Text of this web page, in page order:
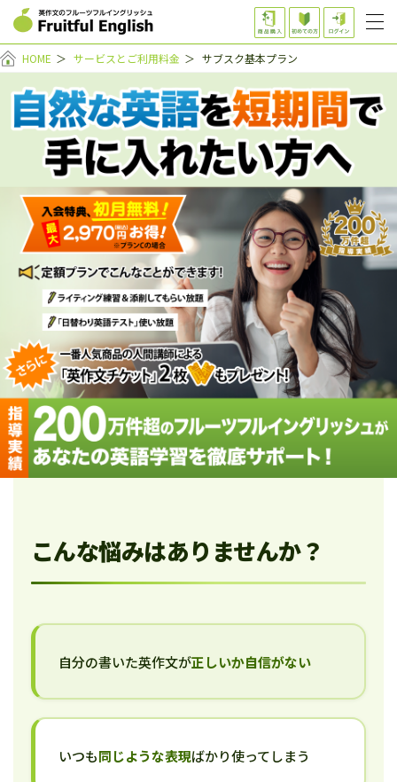
HOME ＞ サービスとご利用料金 ＞ サブスク基本プラン
こんな悩みはありませんか？
自分の書いた英作文が正しいか自信がない
いつも同じような表現ばかり使ってしまう